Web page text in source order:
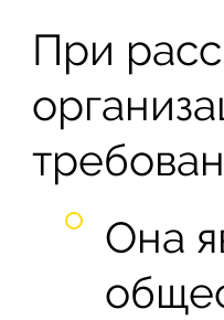
При
Она